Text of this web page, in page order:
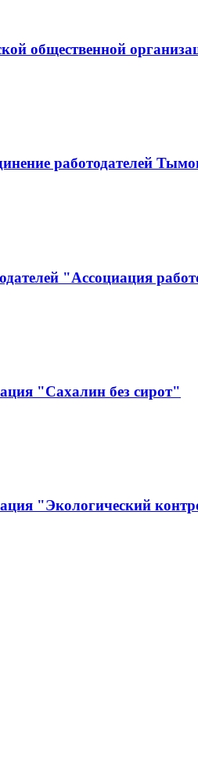
общественной
работодателей
"Ассоциация
"Сахалин без сирот"
"Экологический